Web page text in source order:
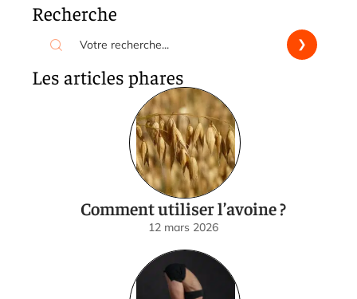
Recherche
Les articles phares
Comment utiliser l’avoine ?
12 mars 2026